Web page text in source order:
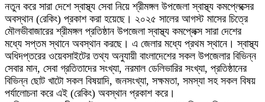
নতুন করে সারা দেশে স্বাস্থ্য সেবা নিয়ে শ্রীমঙ্গল উপজেলা স্বাস্থ্য কমপ্লেক্সের
অবস্থান (রেকিং) প্রকাশ করা হয়েছে। ২০২৫ সালের আগস্ট মাসের চিত্রে
মৌলভীবাজারের শ্রীমঙ্গল প্রতিষ্ঠান উপজেলা স্বাস্থ্য কমপ্লেক্স সারা দেশের
মধ্যে সপ্তম স্থানে অবস্থান করছে। এ জেলার মধ্যে প্রথম স্থানে। স্বাস্থ্য
অধিদপ্তরের ওয়েবসাইটের তথ্য অনুযায়ী বাংলাদেশের সকল উপজেলার বিভিন্ন
সেবার মান, সেবা গ্রতিতাদের সংখ্যা, নরমাল ডেলিভারির সংখ্যা, প্রতিষ্ঠানের
বিভিন্ন ছোট খাটো সকল বিষয়াদি, জনসংখ্যা, সক্ষমতা, সমস্যা সহ সকল বিষয়
পর্যালোচনা করে এই (রেকিং) অবস্থান প্রকাশ করে।